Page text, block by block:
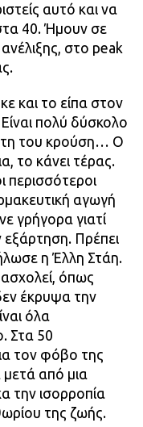
αυτό και να
40. Ήμουν σε
στο peak
και το είπα στον
πολύ δύσκολο
του κρούση… Ο
το κάνει τέρας.
περισσότεροι
αγωγή
γρήγορα γιατί
Πρέπει
η Έλλη Στάη.
όπως
έκρυψα την
όλα
Στα 50
τον φόβο της
από μια
την ισορροπία
της ζωής.